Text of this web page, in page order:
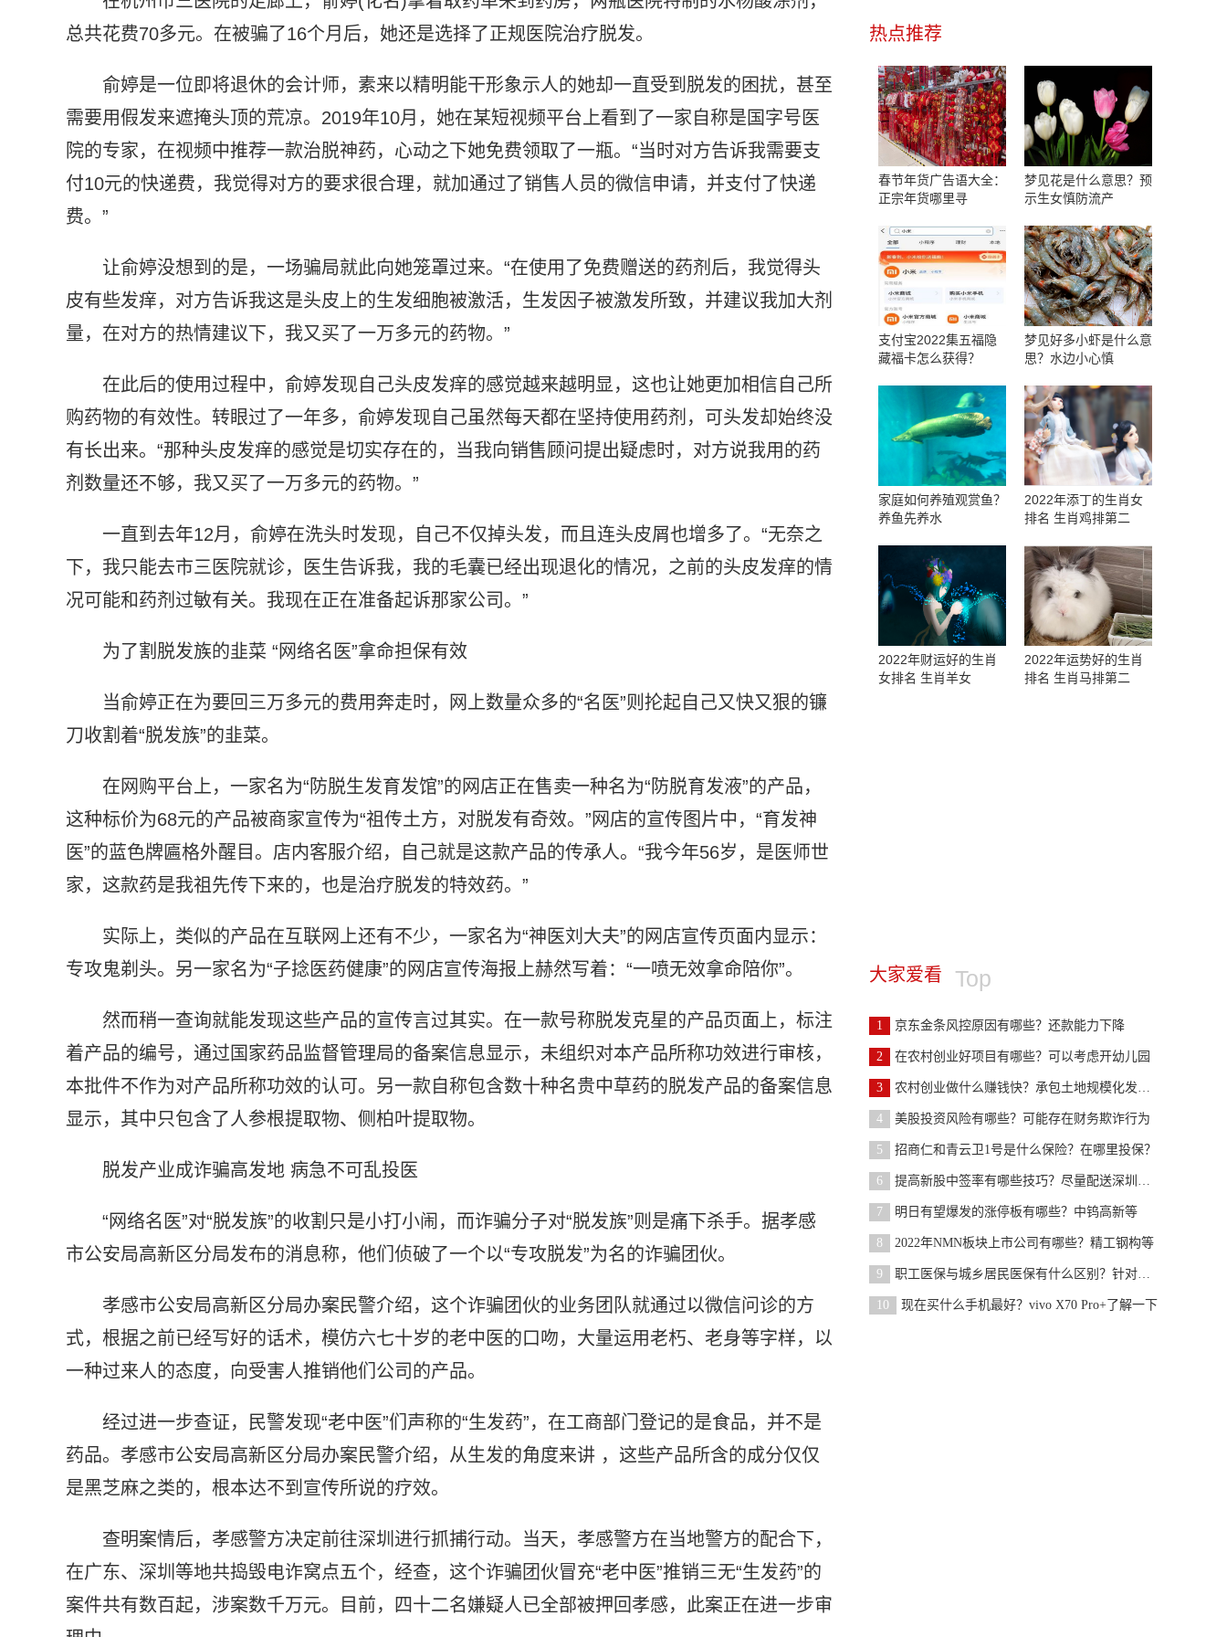
总共花费70多元。在被骗了16个月后，她还是选择了正规医院治疗脱发。
俞婷是一位即将退休的会计师，素来以精明能干形象示人的她却一直受到脱发的困扰，甚至
需要用假发来遮掩头顶的荒凉。2019年10月，她在某短视频平台上看到了一家自称是国字号医
院的专家，在视频中推荐一款治脱神药，心动之下她免费领取了一瓶。“当时对方告诉我需要支
付10元的快递费，我觉得对方的要求很合理，就加通过了销售人员的微信申请，并支付了快递
费。”
让俞婷没想到的是，一场骗局就此向她笼罩过来。“在使用了免费赠送的药剂后，我觉得头
皮有些发痒，对方告诉我这是头皮上的生发细胞被激活，生发因子被激发所致，并建议我加大剂
量，在对方的热情建议下，我又买了一万多元的药物。”
在此后的使用过程中，俞婷发现自己头皮发痒的感觉越来越明显，这也让她更加相信自己所
购药物的有效性。转眼过了一年多，俞婷发现自己虽然每天都在坚持使用药剂，可头发却始终没
有长出来。“那种头皮发痒的感觉是切实存在的，当我向销售顾问提出疑虑时，对方说我用的药
剂数量还不够，我又买了一万多元的药物。”
一直到去年12月，俞婷在洗头时发现，自己不仅掉头发，而且连头皮屑也增多了。“无奈之
下，我只能去市三医院就诊，医生告诉我，我的毛囊已经出现退化的情况，之前的头皮发痒的情
况可能和药剂过敏有关。我现在正在准备起诉那家公司。”
为了割脱发族的韭菜 “网络名医”拿命担保有效
当俞婷正在为要回三万多元的费用奔走时，网上数量众多的“名医”则抡起自己又快又狠的镰
刀收割着“脱发族”的韭菜。
在网购平台上，一家名为“防脱生发育发馆”的网店正在售卖一种名为“防脱育发液”的产品，
这种标价为68元的产品被商家宣传为“祖传土方，对脱发有奇效。”网店的宣传图片中，“育发神
医”的蓝色牌匾格外醒目。店内客服介绍，自己就是这款产品的传承人。“我今年56岁，是医师世
家，这款药是我祖先传下来的，也是治疗脱发的特效药。”
实际上，类似的产品在互联网上还有不少，一家名为“神医刘大夫”的网店宣传页面内显示：
专攻鬼剃头。另一家名为“子捻医药健康”的网店宣传海报上赫然写着：“一喷无效拿命陪你”。
然而稍一查询就能发现这些产品的宣传言过其实。在一款号称脱发克星的产品页面上，标注
着产品的编号，通过国家药品监督管理局的备案信息显示，未组织对本产品所称功效进行审核，
本批件不作为对产品所称功效的认可。另一款自称包含数十种名贵中草药的脱发产品的备案信息
显示，其中只包含了人参根提取物、侧柏叶提取物。
脱发产业成诈骗高发地 病急不可乱投医
“网络名医”对“脱发族”的收割只是小打小闹，而诈骗分子对“脱发族”则是痛下杀手。据孝感
市公安局高新区分局发布的消息称，他们侦破了一个以“专攻脱发”为名的诈骗团伙。
孝感市公安局高新区分局办案民警介绍，这个诈骗团伙的业务团队就通过以微信问诊的方
式，根据之前已经写好的话术，模仿六七十岁的老中医的口吻，大量运用老朽、老身等字样，以
一种过来人的态度，向受害人推销他们公司的产品。
经过进一步查证，民警发现“老中医”们声称的“生发药”，在工商部门登记的是食品，并不是
药品。孝感市公安局高新区分局办案民警介绍，从生发的角度来讲 ，这些产品所含的成分仅仅
是黑芝麻之类的，根本达不到宣传所说的疗效。
查明案情后，孝感警方决定前往深圳进行抓捕行动。当天，孝感警方在当地警方的配合下，
在广东、深圳等地共捣毁电诈窝点五个，经查，这个诈骗团伙冒充“老中医”推销三无“生发药”的
案件共有数百起，涉案数千万元。目前，四十二名嫌疑人已全部被押回孝感，此案正在进一步审
热点推荐
春节年货广告语大全：
正宗年货哪里寻
梦见花是什么意思？预
示生女慎防流产
支付宝2022集五福隐
藏福卡怎么获得？
梦见好多小虾是什么意
思？水边小心慎
家庭如何养殖观赏鱼？
养鱼先养水
2022年添丁的生肖女
排名 生肖鸡排第二
2022年财运好的生肖
女排名 生肖羊女
2022年运势好的生肖
排名 生肖马排第二
大家爱看 Top
1 京东金条风控原因有哪些？还款能力下降
2 在农村创业好项目有哪些？可以考虑开幼儿园
3 农村创业做什么赚钱快？承包土地规模化发展农业等
4 美股投资风险有哪些？可能存在财务欺诈行为
5 招商仁和青云卫1号是什么保险？在哪里投保？
6 提高新股中签率有哪些技巧？尽量配送深圳市值
7 明日有望爆发的涨停板有哪些？中钨高新等
8 2022年NMN板块上市公司有哪些？精工钢构等
9 职工医保与城乡居民医保有什么区别？针对人群不同
10 现在买什么手机最好？vivo X70 Pro+了解一下